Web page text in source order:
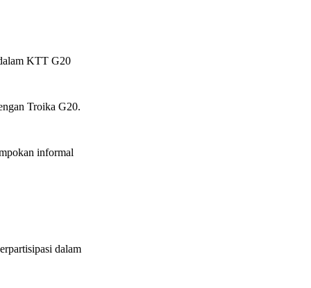
KTT G20
Troika G20.
informal
dalam